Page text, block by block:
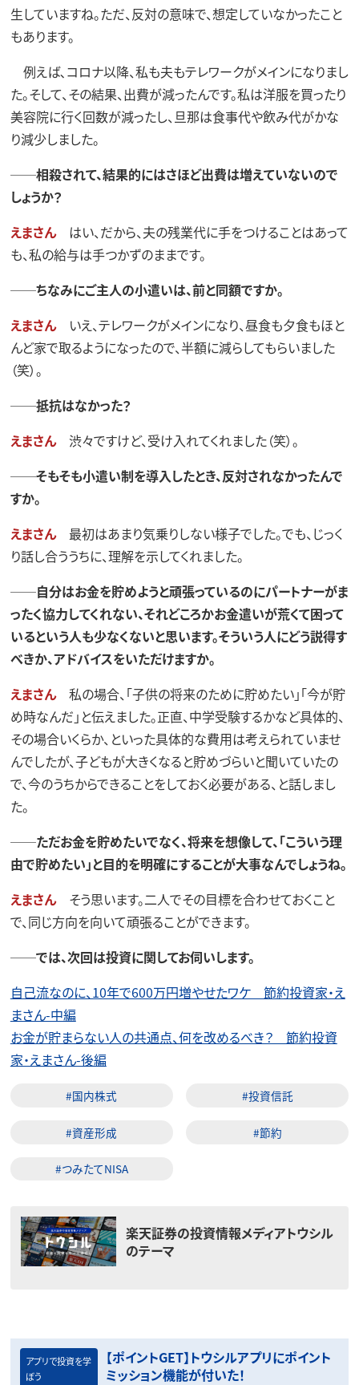
生していますね。ただ、反対の意味で、想定していなかったこと
もあります。
例えば､コロナ以降、私も夫もテレワークがメインになりまし
た。そして、その結果、出費が減ったんです。私は洋服を買ったり
美容院に行く回数が減ったし、旦那は食事代や飲み代がかな
り減少しました。
──相殺されて、結果的にはさほど出費は増えていないので
しょうか？
えまさんはい、だから、夫の残業代に手をつけることはあって
も、私の給与は手つかずのままです。
──ちなみにご主人の小遣いは、前と同額ですか。
えまさんいえ、テレワークがメインになり、昼食も夕食もほと
んど家で取るようになったので、半額に減らしてもらいました
（笑）。
──抵抗はなかった？
えまさん渋々ですけど、受け入れてくれました（笑）。
──そもそも小遣い制を導入したとき、反対されなかったんで
すか。
えまさん最初はあまり気乗りしない様子でした。でも、じっく
り話し合ううちに、理解を示してくれました。
──自分はお金を貯めようと頑張っているのにパートナーがま
ったく協力してくれない、それどころかお金遣いが荒くて困って
いるという人も少なくないと思います。そういう人にどう説得す
べきか、アドバイスをいただけますか。
えまさん私の場合、「子供の将来のために貯めたい」「今が貯
め時なんだ」と伝えました。正直、中学受験するかなど具体的、
その場合いくらか、といった具体的な費用は考えられていませ
んでしたが、子どもが大きくなると貯めづらいと聞いていたの
で、今のうちからできることをしておく必要がある、と話しまし
た。
──ただお金を貯めたいでなく、将来を想像して、「こういう理
由で貯めたい」と目的を明確にすることが大事なんでしょうね。
えまさんそう思います。二人でその目標を合わせておくこと
で、同じ方向を向いて頑張ることができます。
──では、次回は投資に関してお伺いします。
自己流なのに、10年で600万円増やせたワケ 節約投資家・え
まさん-中編
お金が貯まらない人の共通点、何を改めるべき？ 節約投資
家・えまさん-後編
#国内株式 #投資信託
#資産形成 #節約
#つみたてNISA
楽天証券の投資情報メディアトウシル
のテーマ
アプリで投資を学
ぼう
【ポイントGET】トウシルアプリにポイント
ミッション機能が付いた！